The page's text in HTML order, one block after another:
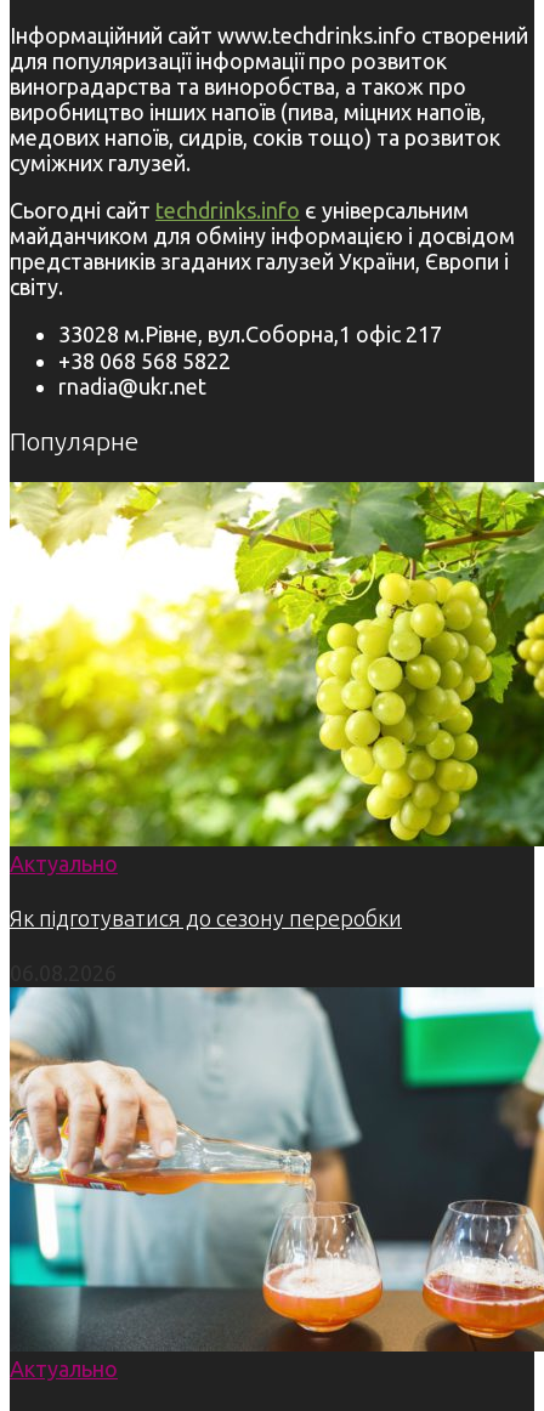
Інформаційний сайт www.techdrinks.info створений
для популяризації інформації про розвиток
виноградарства та виноробства, а також про
виробництво інших напоїв (пива, міцних напоїв,
медових напоїв, сидрів, соків тощо) та розвиток
суміжних галузей.
Сьогодні сайт techdrinks.info є універсальним
майданчиком для обміну інформацією і досвідом
представників згаданих галузей України, Європи і
світу.
33028 м.Рівне, вул.Соборна,1 офіс 217
+38 068 568 5822
rnadia@ukr.net
Популярне
Актуально
Як підготуватися до сезону переробки
Актуально